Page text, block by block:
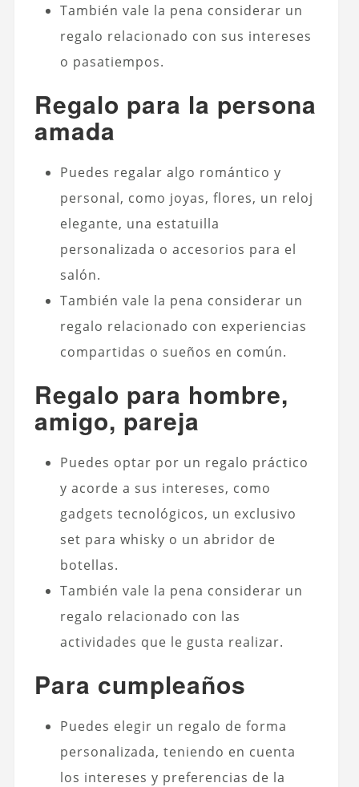
También vale la pena considerar un
regalo relacionado con sus intereses
o pasatiempos.
Regalo para la persona
amada
Puedes regalar algo romántico y
personal, como joyas, flores, un reloj
elegante, una estatuilla
personalizada o accesorios para el
salón.
También vale la pena considerar un
regalo relacionado con experiencias
compartidas o sueños en común.
Regalo para hombre,
amigo, pareja
Puedes optar por un regalo práctico
y acorde a sus intereses, como
gadgets tecnológicos, un exclusivo
set para whisky o un abridor de
botellas.
También vale la pena considerar un
regalo relacionado con las
actividades que le gusta realizar.
Para cumpleaños
Puedes elegir un regalo de forma
personalizada, teniendo en cuenta
los intereses y preferencias de la